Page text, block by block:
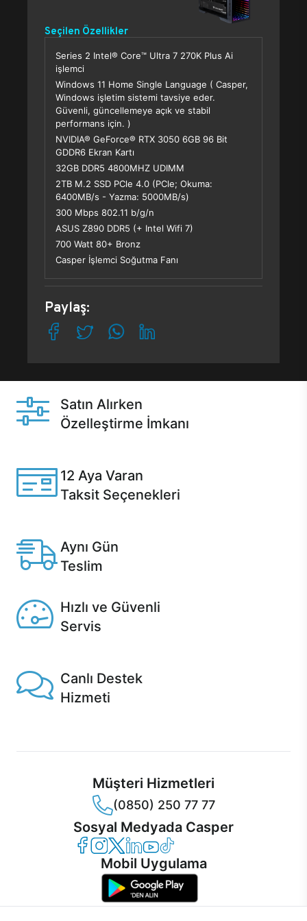
Seçilen Özellikler
Series 2 Intel® Core™ Ultra 7 270K Plus Ai
işlemci
Windows 11 Home Single Language ( Casper,
Windows işletim sistemi tavsiye eder.
Güvenli, güncellemeye açık ve stabil
performans için. )
NVIDIA® GeForce® RTX 3050 6GB 96 Bit
GDDR6 Ekran Kartı
32GB DDR5 4800MHZ UDIMM
2TB M.2 SSD PCle 4.0 (PCle; Okuma:
6400MB/s - Yazma: 5000MB/s)
300 Mbps 802.11 b/g/n
ASUS Z890 DDR5 (+ Intel Wifi 7)
700 Watt 80+ Bronz
Casper İşlemci Soğutma Fanı
Paylaş:
Satın Alırken
Özelleştirme İmkanı
12 Aya Varan
Taksit Seçenekleri
Aynı Gün
Teslim
Hızlı ve Güvenli
Servis
Canlı Destek
Hizmeti
Müşteri Hizmetleri
(0850) 250 77 77
Sosyal Medyada Casper
Casper Facebook
Casper Instagram
Casper Twitter
Casper LinkedIn
Casper YouTube
Casper TikTok
Mobil Uygulama